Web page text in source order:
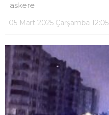
askere
05 Mart 2025 Çarşamba 12:05